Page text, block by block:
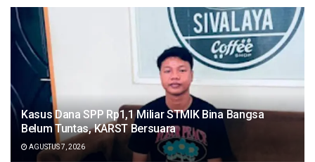
Kasus Dana SPP Rp1,1 Miliar STMIK Bina Bangsa
Belum Tuntas, KARST Bersuara
AGUSTUS 7, 2026